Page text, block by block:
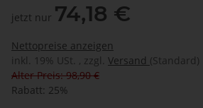
jetzt nur 74,18 €
Nettopreise anzeigen
inkl. 19% USt. , zzgl. Versand (Standard)
Alter Preis: 98,90 €
Rabatt: 25%